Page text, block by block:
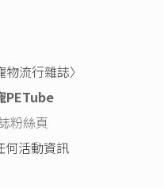
流行雜誌〉
PETube
粉絲頁
何活動資訊